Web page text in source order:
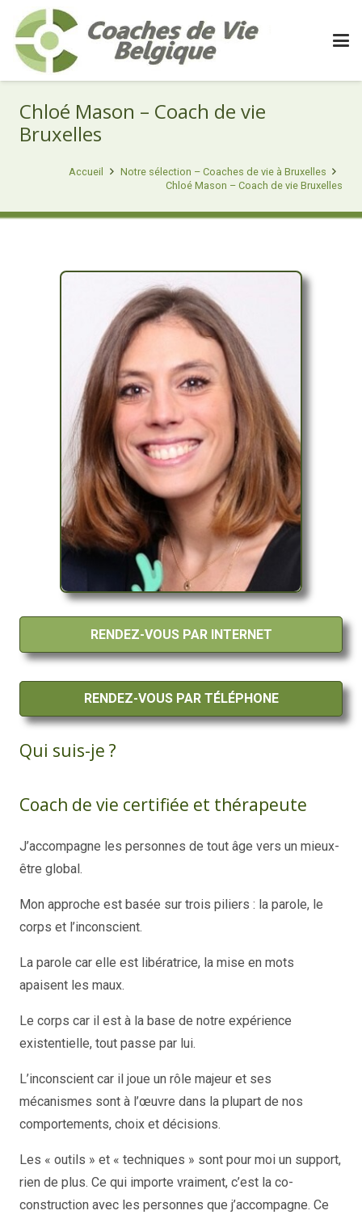
Chloé Mason – Coach de vie
Bruxelles
Accueil
Notre sélection – Coaches de vie à Bruxelles
Chloé Mason – Coach de vie Bruxelles
Qui suis-je ?
Coach de vie certifiée et thérapeute
J’accompagne les personnes de tout âge vers un mieux-
être global.
Mon approche est basée sur trois piliers : la parole, le
corps et l’inconscient.
La parole car elle est libératrice, la mise en mots
apaisent les maux.
Le corps car il est à la base de notre expérience
existentielle, tout passe par lui.
L’inconscient car il joue un rôle majeur et ses
mécanismes sont à l’œuvre dans la plupart de nos
comportements, choix et décisions.
Les « outils » et « techniques » sont pour moi un support,
rien de plus. Ce qui importe vraiment, c’est la co-
construction avec les personnes que j’accompagne. Ce
RENDEZ-VOUS PAR INTERNET
RENDEZ-VOUS PAR TÉLÉPHONE